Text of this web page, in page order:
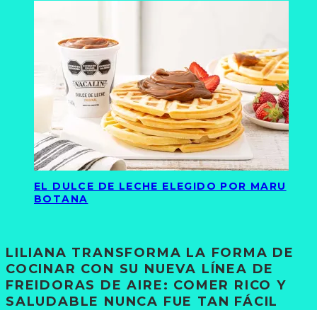
EL DULCE DE LECHE ELEGIDO POR MARU
BOTANA
LILIANA TRANSFORMA LA FORMA DE
COCINAR CON SU NUEVA LÍNEA DE
FREIDORAS DE AIRE: COMER RICO Y
SALUDABLE NUNCA FUE TAN FÁCIL